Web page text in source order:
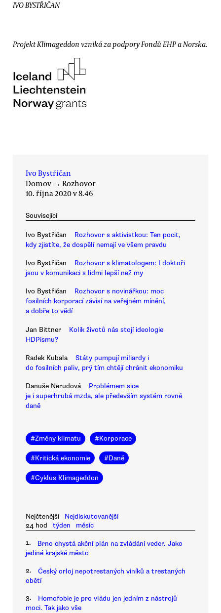
IVO BYSTŘIČAN
Projekt Klimageddon vzniká za podpory Fondů EHP a Norska.
Ivo Bystřičan
Domov → Rozhovor
10. října 2020 v 8.46
Související
Ivo Bystřičan
Rozhovor s aktivistkou: Ten pocit,
kdy zjistíte, že dospělí nemají ve všem pravdu
Ivo Bystřičan
Rozhovor s klimatologem: I doktoři
jsou v komunikaci s lidmi lepší než my
Ivo Bystřičan
Rozhovor s novinářkou: moc
fosilních korporací závisí na veřejném mínění,
a dobře to vědí
Jan Bittner
Kolik životů nás stojí ideologie
HDPismu?
Radek Kubala
Státy pumpují miliardy i
do fosilních paliv, prý tím chtějí chránit ekonomiku
Danuše Nerudová
Problémem sice
je i superhrubá mzda, ale především systém rovné
daně
#Změny klimatu #Korporace
#Kritická ekonomie #Daně
#Cyklus Klimageddon
Nejčtenější
Nejdiskutovanější
24 hod
týden měsíc
1.
Brno chystá akční plán na zvládání veder. Jako
jediné krajské město
2.
Český orloj nepotrestaných viníků a trestaných
obětí
3.
Homofobie je pro vládu jen jedním z nástrojů
moci. Tak jako vše